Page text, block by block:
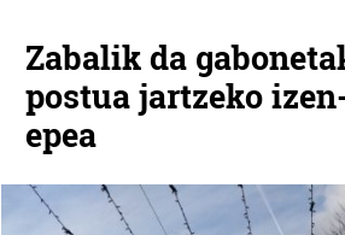
Zabalik da
postua jartzeko
epea